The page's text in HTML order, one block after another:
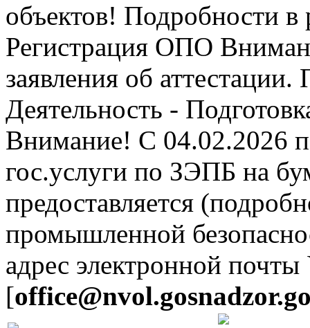
объектов! Подробности в
Регистрация ОПО
заявления об
Деятельность -
Внимание! С 04.02.2026
гос.услуги по ЗЭПБ на
предоставляется
промышленной
адрес электронной
[